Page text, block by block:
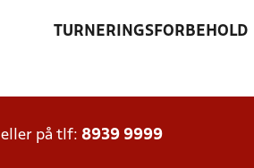
TURNERINGSFORBEHOLD
eller på tlf: 8939 9999